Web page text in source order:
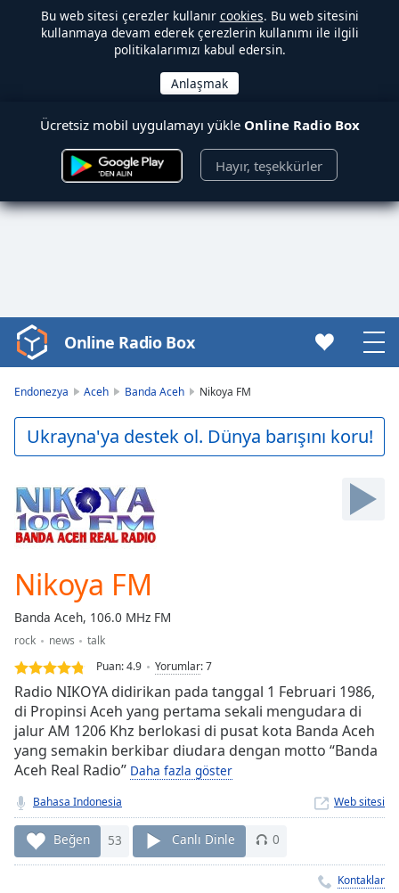
Bu web sitesi çerezler kullanır cookies. Bu web sitesini
kullanmaya devam ederek çerezlerin kullanımı ile ilgili
politikalarımızı kabul edersin.
Ücretsiz mobil uygulamayı yükle Online Radio Box
Hayır, teşekkürler
Video
Player
Play
Video
Backward
Skip
Forward
Current
Time
0:00
Loaded :
0.00%
Stream
TypeLIVE
Seek to
currently
behind
Remaining
Time-
Online Radio Box
Endonezya Aceh Banda Aceh Nikoya FM
Ukrayna'ya destek ol. Dünya barışını koru!
Nikoya FM
Banda Aceh, 106.0 MHz FM
rock news
talk
Puan:4.9 Yorumlar:7
Radio NIKOYA didirikan pada tanggal 1 Februari 1986,
di Propinsi Aceh yang pertama sekali mengudara di
jalur AM 1206 Khz berlokasi di pusat kota Banda Aceh
yang semakin berkibar diudara dengan motto “Banda
Aceh Real Radio” Daha fazla göster
Bahasa Indonesia Web sitesi
Beğen 53 Canlı Dinle 0
Kontaklar